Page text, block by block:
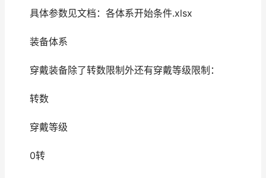
具体参数见文档：各体系开始条件.xlsx
装备体系
穿戴装备除了转数限制外还有穿戴等级限制：
转数
穿戴等级
0转